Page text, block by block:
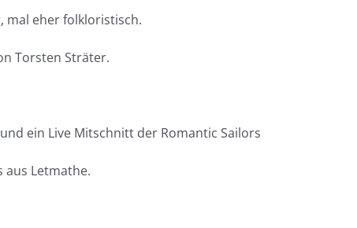
mal eher folkloristisch.
Torsten Sträter.
ein Live Mitschnitt der Romantic Sailors
aus Letmathe.